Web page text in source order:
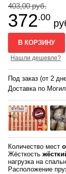
403,00 руб.
372.00
В КОРЗИНУ
Нашли дешевле?
Под заказ (от 2
Доставка по
Количество мест
Жёсткость
нагрузка на
Расположение